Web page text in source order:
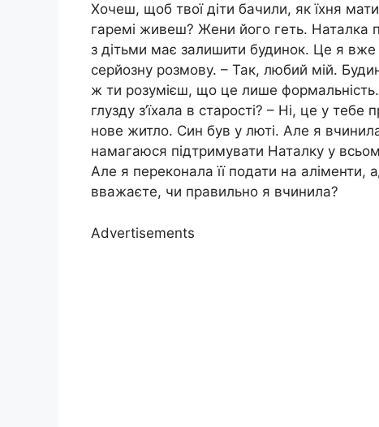
Хочеш, щоб твої діти бачили, як їхня
гаремі живеш? Жени його геть. Наталка
з дітьми має залишити будинок. Це я
серйозну розмову. – Так, любий мій.
ж ти розумієш, що це лише
глузду з’їхала в старості? – Ні, це у
нове житло. Син був у люті. Але я
намагаюся підтримувати Наталку у
Але я переконала її подати на аліменти,
вважаєте, чи правильно я вчинила?
Advertisements